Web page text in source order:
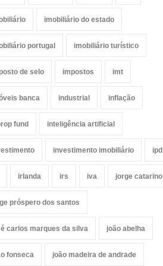
imobiliário do estado
portugal imobiliário turístico
de selo impostos imt
banca industrial inflação
fund inteligência artificial
investimento imobiliário ipd
irlanda irs iva jorge catarino
próspero dos santos
carlos marques da silva joão abelha
fonseca joão madeira de andrade